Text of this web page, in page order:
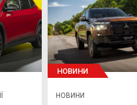
НОВИНИ
НОВИНИ